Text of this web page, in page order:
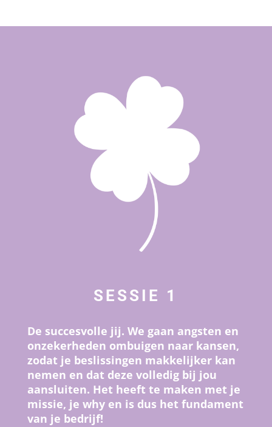
SESSIE 1
De succesvolle jij. We gaan angsten en
onzekerheden ombuigen naar kansen,
zodat je beslissingen makkelijker kan
nemen en dat deze volledig bij jou
aansluiten. Het heeft te maken met je
missie, je why en is dus het fundament
van je bedrijf!